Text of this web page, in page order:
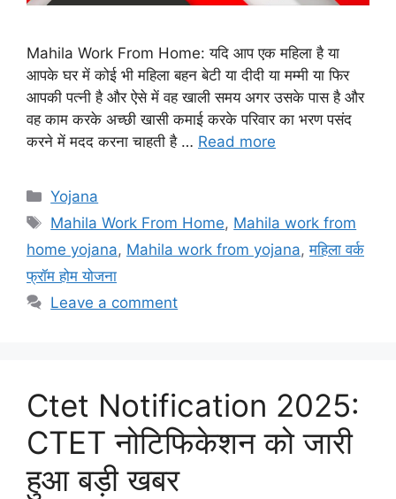
Mahila Work From Home: यदि आप एक महिला है या
आपके घर में कोई भी महिला बहन बेटी या दीदी या मम्मी या फिर
आपकी पत्नी है और ऐसे में वह खाली समय अगर उसके पास है और
वह काम करके अच्छी खासी कमाई करके परिवार का भरण पसंद
करने में मदद करना चाहती है … Read more
Categories
Yojana
Tags
Mahila Work From Home, Mahila work from
home yojana, Mahila work from yojana,महिला वर्क
फ्रॉम होम योजना
Leave a comment
Ctet Notification 2025:
CTET नोटिफिकेशन को जारी
हुआ बड़ी खबर